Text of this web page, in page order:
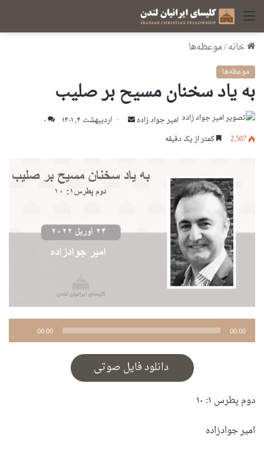
منو
خانه/موعظه‌ها
موعظه‌ها
به یاد سخنان مسیح بر صلیب
امير جواد زاده
ارسالاردیبهشت ۴, ۱۴۰۱
۰
2,507
کمتر از یک دقیقه
پخش‌کننده
00:00 00:00
دانلود فایل صوتی
دوم پطرس ۱: ۱۰
امیر جوادزاده